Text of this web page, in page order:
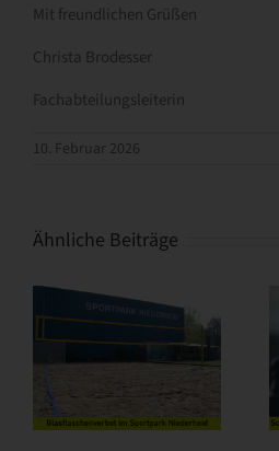
Mit freundlichen Grüßen
Christa Brodesser
Fachabteilungsleiterin
10. Februar 2026
Ähnliche Beiträge